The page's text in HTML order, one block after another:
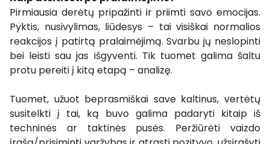
Pirmiausia derėtų pripažinti ir priimti savo emocijas.
Pyktis, nusivylimas, liūdesys – tai visiškai normalios
reakcijos į patirtą pralaimėjimą. Svarbu jų neslopinti
bei leisti sau jas išgyventi. Tik tuomet galima šaltu
protu pereiti į kitą etapą – analizę.
Tuomet, užuot beprasmiškai save kaltinus, vertėtų
susitelkti į tai, ką buvo galima padaryti kitaip iš
techninės ar taktinės pusės. Peržiūrėti vaizdo